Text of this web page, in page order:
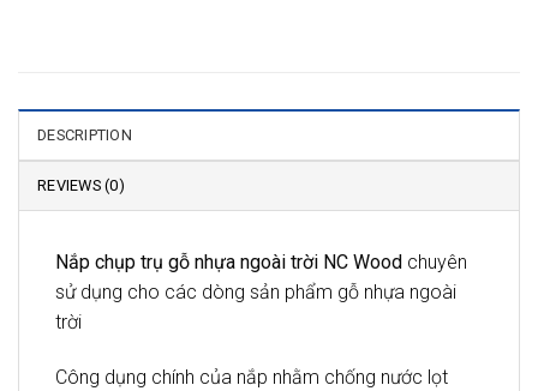
DESCRIPTION
REVIEWS (0)
Nắp chụp trụ gỗ nhựa ngoài trời NC Wood chuyên
sử dụng cho các dòng sản phẩm gỗ nhựa ngoài
trời
Công dụng chính của nắp nhằm chống nước lọt